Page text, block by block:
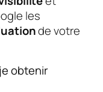
les
de votre
obtenir